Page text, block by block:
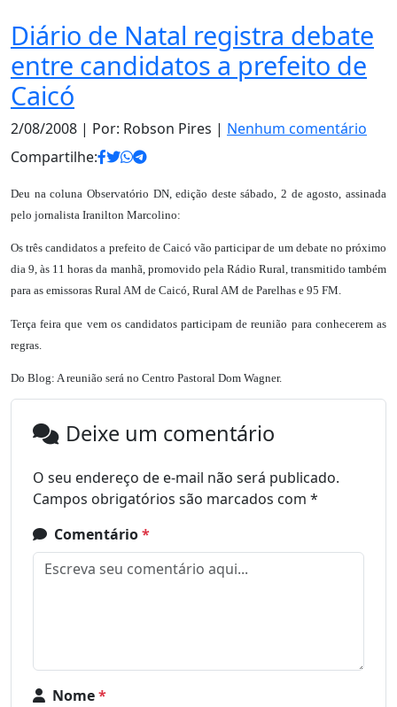
Diário de Natal registra debate
entre candidatos a prefeito de
Caicó
2/08/2008 | Por: Robson Pires | Nenhum comentário
Compartilhe:
Deu na coluna Observatório DN, edição deste sábado, 2 de agosto, assinada
pelo jornalista Iranilton Marcolino:
Os três candidatos a prefeito de Caicó vão participar de um debate no próximo
dia 9, às 11 horas da manhã, promovido pela Rádio Rural, transmitido também
para as emissoras Rural AM de Caicó, Rural AM de Parelhas e 95 FM.
Terça feira que vem os candidatos participam de reunião para conhecerem as
regras.
Do Blog: A reunião será no Centro Pastoral Dom Wagner.
Deixe um comentário
O seu endereço de e-mail não será publicado.
Campos obrigatórios são marcados com *
Comentário*
Nome*